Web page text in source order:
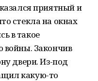
приятный и
стекла на окнах
в такое
войны. Закончив
двери. Из-под
какую-то